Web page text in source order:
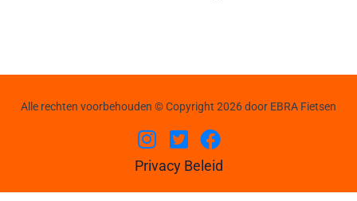
Alle rechten voorbehouden © Copyright 2026 door EBRA Fietsen
Privacy Beleid